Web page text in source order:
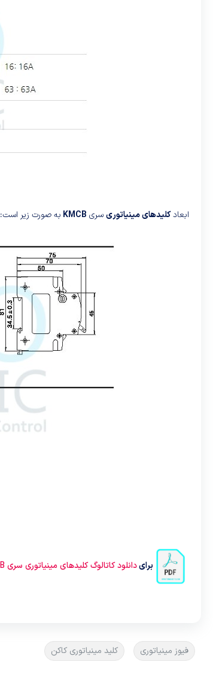
ابعادکلیدهای مینیاتوریسری KMCB به صورت زیر است:
برایدانلود کاتالوگ کلیدهای مینیاتوری سری KMCB کلیک کنید.
فیوز مینیاتوری کلید مینیاتوری کاکن